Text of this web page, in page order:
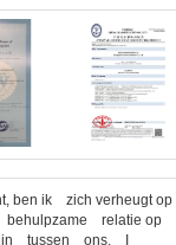
ben ik zich verheugt op
relatie op
tussen ons. I